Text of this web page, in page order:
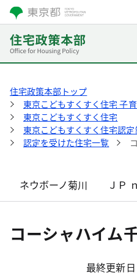
住宅政策本部トップ
東京こどもすくすく住宅 子
東京こどもすくすく住宅
東京こどもすくすく住宅認
認定を受けた住宅一覧
ネウボーノ菊川 ＪＰ
コーシャハイム
最終更新